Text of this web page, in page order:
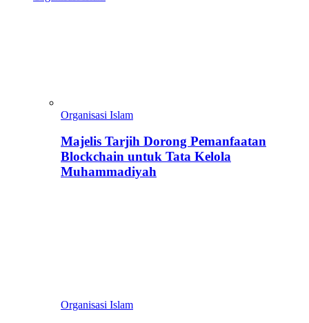
Organisasi Islam
Majelis Tarjih Dorong Pemanfaatan
Blockchain untuk Tata Kelola
Muhammadiyah
Organisasi Islam